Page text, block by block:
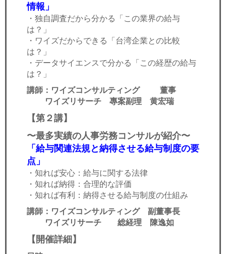
情報」
・独自調査だから分かる「この業界の給与
は？」
・ワイズだからできる「台湾企業との比較
は？」
・データサイエンスで分かる「この経歴の給与
は？」
講師：ワイズコンサルティング 董事
ワイズリサーチ 專案副理 黄宏瑞
【第２講】
〜最多実績の人事労務コンサルが紹介〜
「給与関連法規と納得させる給与制度の要
点」
・知れば安心：給与に関する法律
・知れば納得：合理的な評価
・知れば有利：納得させる給与制度の仕組み
講師：ワイズコンサルティング 副董事長
ワイズリサーチ 総経理 陳逸如
【開催詳細】